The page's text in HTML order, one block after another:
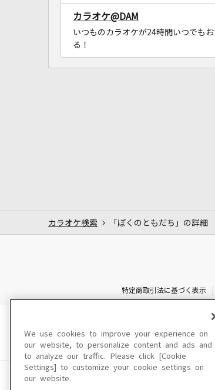
カラオケ@DAM
いつものカラオケが24時間いつでも
る！
カラオケ検索 「ぼくのともだち」の詳細
特定商取引法に基づく表示
このサイトに掲載されてい
We use cookies to improve your experience on
our website, to personalize content and ads and
to analyze our traffic. Please click [Cookie
Settings] to customize your cookie settings on
our website.